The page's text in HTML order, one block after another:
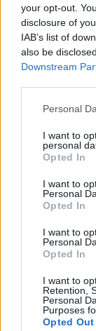
your opt-out.
disclosure of
IAB’s list of
also be
Downstream
Please note
not limited to
grant or deny
use your data
consent section.
Personal
I want to
personal
Opted In
I want to
Personal
Opted In
I want to
Personal
Opted In
I want to
Retention,
Personal
Purposes
Opted Out
George
küzdelmet,